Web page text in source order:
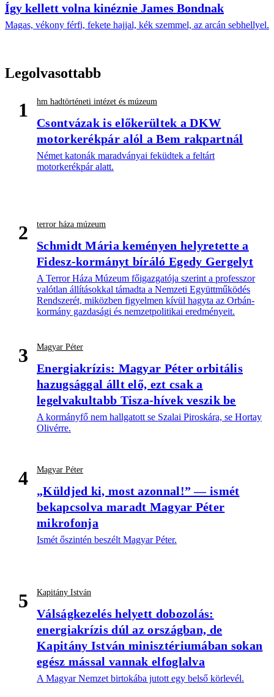
Így kellett volna kinéznie James Bondnak
Magas, vékony férfi, fekete hajjal, kék szemmel, az arcán sebhellyel.
Legolvasottabb
1 hm hadtörténeti intézet és múzeum
Csontvázak is előkerültek a DKW
motorkerékpár alól a Bem rakpartnál
Német katonák maradványai feküdtek a feltárt
motorkerékpár alatt.
2 terror háza múzeum
Schmidt Mária keményen helyretette a
Fidesz-kormányt bíráló Egedy Gergelyt
A Terror Háza Múzeum főigazgatója szerint a professzor
valótlan állításokkal támadta a Nemzeti Együttműködés
Rendszerét, miközben figyelmen kívül hagyta az Orbán-
kormány gazdasági és nemzetpolitikai eredményeit.
3 Magyar Péter
Energiakrízis: Magyar Péter orbitális
hazugsággal állt elő, ezt csak a
legelvakultabb Tisza-hívek veszik be
A kormányfő nem hallgatott se Szalai Piroskára, se Hortay
Olivérre.
4 Magyar Péter
„Küldjed ki, most azonnal!” — ismét
bekapcsolva maradt Magyar Péter
mikrofonja
Ismét őszintén beszélt Magyar Péter.
5 Kapitány István
Válságkezelés helyett dobozolás:
energiakrízis dúl az országban, de
Kapitány István minisztériumában sokan
egész mással vannak elfoglalva
A Magyar Nemzet birtokába jutott egy belső körlevél.